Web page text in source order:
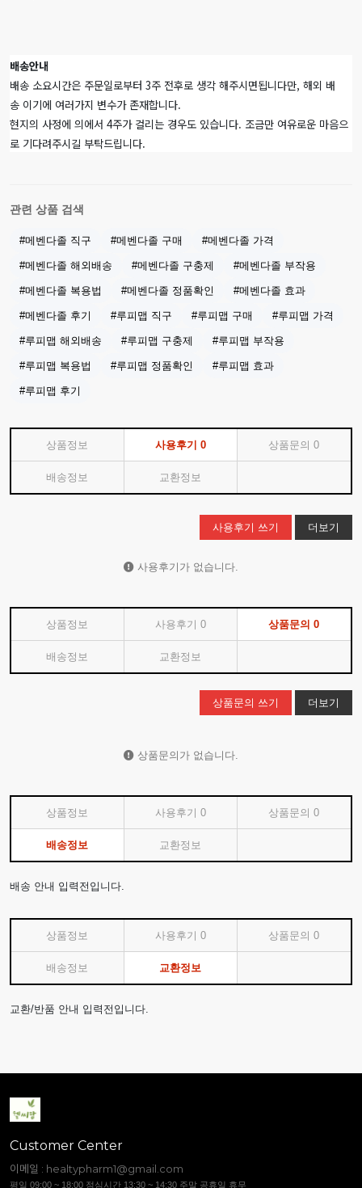
배송안내
배송 소요시간은 주문일로부터 3주 전후로 생각 해주시면됩니다만, 해외 배
송 이기에 여러가지 변수가 존재합니다.
현지의 사정에 의에서 4주가 걸리는 경우도 있습니다. 조금만 여유로운 마음으
로 기다려주시길 부탁드립니다.
관련 상품 검색
#메벤다졸 직구 #메벤다졸 구매 #메벤다졸 가격
#메벤다졸 해외배송 #메벤다졸 구충제 #메벤다졸 부작용
#메벤다졸 복용법 #메벤다졸 정품확인 #메벤다졸 효과
#메벤다졸 후기 #루피맵 직구 #루피맵 구매 #루피맵 가격
#루피맵 해외배송 #루피맵 구충제 #루피맵 부작용
#루피맵 복용법 #루피맵 정품확인 #루피맵 효과
#루피맵 후기
상품정보 사용후기 0 상품문의0
배송정보 교환정보
사용후기 쓰기 더보기
사용후기가 없습니다.
상품정보 사용후기 0 상품문의0
배송정보 교환정보
상품문의 쓰기 더보기
상품문의가 없습니다.
상품정보 사용후기 0 상품문의0
배송정보 교환정보
배송 안내 입력전입니다.
상품정보 사용후기 0 상품문의0
배송정보 교환정보
교환/반품 안내 입력전입니다.
Customer Center
이메일 : healtypharm1@gmail.com
평일 09:00 ~ 18:00 점심시간 13:30 ~ 14:30 주말 공휴일 휴무